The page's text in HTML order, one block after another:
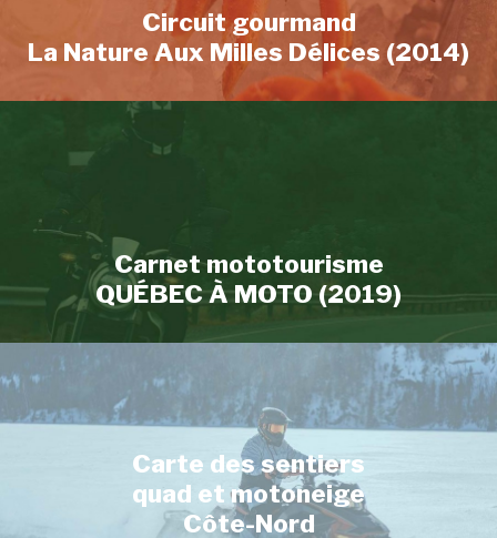
Circuit gourmand
La Nature Aux Milles Délices (2014)
Carnet mototourisme
QUÉBEC À MOTO (2019)
Carte des sentiers
quad et motoneige
Côte-Nord